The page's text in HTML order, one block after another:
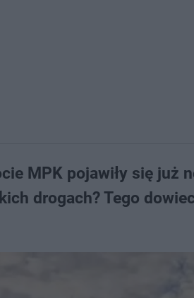
MPK pojawiły się już
drogach? Tego